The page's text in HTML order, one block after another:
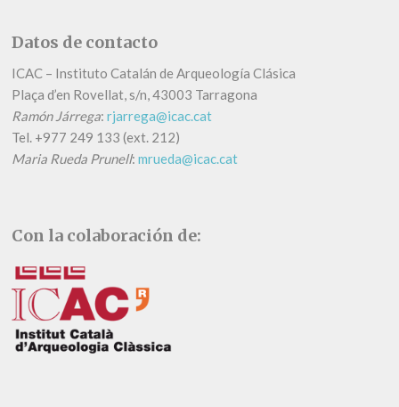
Datos de contacto
ICAC – Instituto Catalán de Arqueología Clásica
Plaça d’en Rovellat, s/n, 43003 Tarragona
Ramón Járrega:rjarrega@icac.cat
Tel. +977 249 133 (ext. 212)
Maria Rueda Prunell:mrueda@icac.cat
Con la colaboración de: